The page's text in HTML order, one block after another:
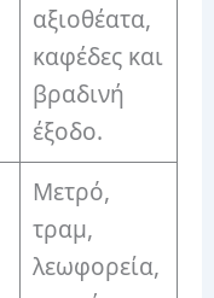
αξιοθέατα,
καφέδες και
βραδινή
έξοδο.
Μετρό,
τραμ,
λεωφορεία,